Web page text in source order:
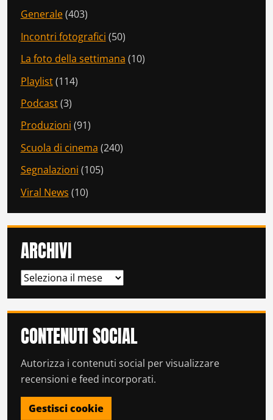
Generale(403)
Incontri fotografici (50)
La foto della settimana (10)
Playlist(114)
Podcast(3)
Produzioni (91)
Scuola di cinema (240)
Segnalazioni (105)
Viral News (10)
ARCHIVI
ARCHIVI
CONTENUTI SOCIAL
Autorizza i contenuti social per visualizzare
recensioni e feed incorporati.
Gestisci cookie